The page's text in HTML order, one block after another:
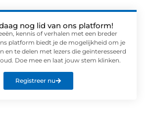
nog lid van ons platform!
kennis of verhalen met een breder
platform biedt je de mogelijkheid om je
en te delen met lezers die geïnteresseerd
Doe mee en laat jouw stem klinken.
Registreer nu